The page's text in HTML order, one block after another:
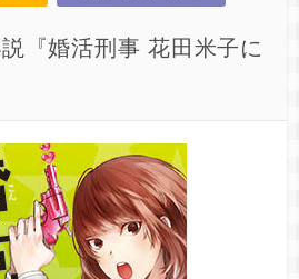
『婚活刑事 花田米子に